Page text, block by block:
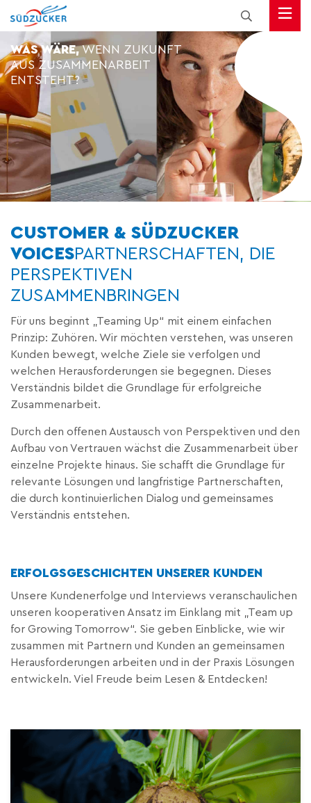
WAS WÄRE,WENN ZUKUNFT
AUS ZUSAMMENARBEIT
ENTSTEHT?
CUSTOMER & SÜDZUCKER
VOICESPARTNERSCHAFTEN, DIE
PERSPEKTIVEN
ZUSAMMENBRINGEN
Für uns beginnt „Teaming Up“ mit einem einfachen
Prinzip: Zuhören. Wir möchten verstehen, was unseren
Kunden bewegt, welche Ziele sie verfolgen und
welchen Herausforderungen sie begegnen. Dieses
Verständnis bildet die Grundlage für erfolgreiche
Zusammenarbeit.
Durch den offenen Austausch von Perspektiven und den
Aufbau von Vertrauen wächst die Zusammenarbeit über
einzelne Projekte hinaus. Sie schafft die Grundlage für
relevante Lösungen und langfristige Partnerschaften,
die durch kontinuierlichen Dialog und gemeinsames
Verständnis entstehen.
ERFOLGSGESCHICHTEN UNSERER KUNDEN
Unsere Kundenerfolge und Interviews veranschaulichen
unseren kooperativen Ansatz im Einklang mit „Team up
for Growing Tomorrow“. Sie geben Einblicke, wie wir
zusammen mit Partnern und Kunden an gemeinsamen
Herausforderungen arbeiten und in der Praxis Lösungen
entwickeln. Viel Freude beim Lesen & Entdecken!